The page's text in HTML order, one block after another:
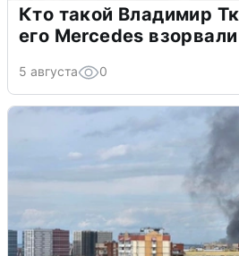
Кто такой Владимир
его Mercedes взорвали
5 августа 0